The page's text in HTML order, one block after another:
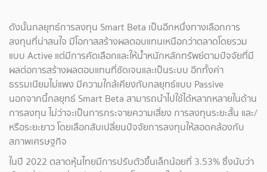
ดังนั้นกลยุทธ์การลงทุน Smart Beta เป็นอีกหนึ่งทางเลือกการ
ลงทุนที่น่าสนใจ มีโอกาสสร้างผลตอบแทนเหนือกว่าตลาดโดยรวม
แบบ Active แต่มีการคัดเลือกและให้น้ำหนักหลักทรัพย์ตามปัจจัยที่มี
ผลต่อการสร้างผลตอบแทนที่ชัดเจนและเป็นระบบ อีกทั้งค่า
ธรรมเนียมไม่แพง มีความใกล้เคียงกับกลยุทธ์แบบ Passive
นอกจากนี้กลยุทธ์ Smart Beta สามารถนำไปใช้ได้หลากหลายในด้าน
การลงทุน ไม่ว่าจะเป็นการกระจายความเสี่ยง การลงทุนระยะสั้น และ/
หรือระยะยาว โดยเลือกสับเปลี่ยนปัจจัยการลงทุนให้สอดคล้องกับ
สภาพเศรษฐกิจ
ในปี 2022 ตลาดหุ้นไทยมีการปรับตัวขึ้นเล็กน้อยที่ 3.53% ซึ่งนับว่า